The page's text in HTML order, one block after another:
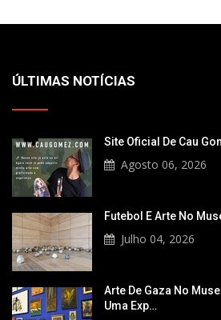
ÚLTIMAS NOTÍCIAS
Site Oficial De Cau
Agosto 06, 2026
Futebol E Arte No
Julho 04, 2026
Arte De Gaza No
Uma Exp…